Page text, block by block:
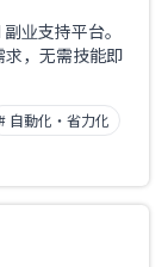
业支持平台。
，无需技能即
自動化・省力化